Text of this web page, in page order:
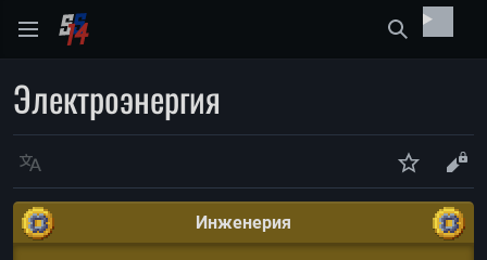
Найти
Электроэнергия
Язык Следить
Инженерия